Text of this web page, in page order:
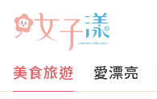
美食旅遊 愛漂亮